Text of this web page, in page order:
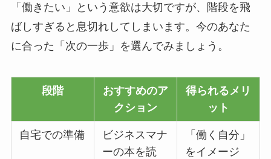
「働きたい」という意欲は大切ですが、階段を飛
ばしすぎると息切れしてしまいます。今のあなた
に合った「次の一歩」を選んでみましょう。
段階
おすすめのア
クション
得られるメリ
ット
自宅での準備
ビジネスマナ
ーの本を読
「働く自分」
をイメージ